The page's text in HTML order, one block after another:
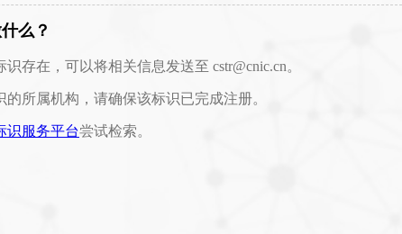
么？
存在，可以将相关信息发送至 cstr@cnic.cn。
的所属机构，请确保该标识已完成注册。
识服务平台尝试检索。